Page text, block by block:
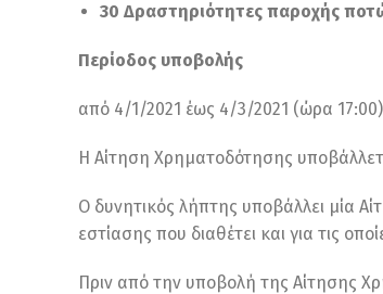
30 Δραστηριότητες παροχής
Περίοδος υποβολής
από 4/1/2021 έως 4/3/2021 (ώρα 17:00)
Η Αίτηση Χρηματοδότησης
Ο δυνητικός λήπτης υποβάλλει μία
εστίασης που διαθέτει και για τις
Πριν από την υποβολή της Αίτησης